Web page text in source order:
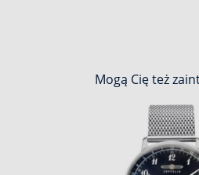
Mogą Cię też